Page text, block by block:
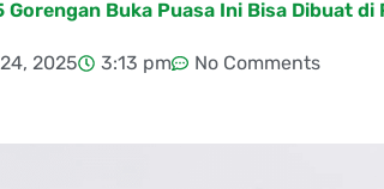
Buka Puasa Ini Bisa Dibuat di
2025 3:13 pm No Comments